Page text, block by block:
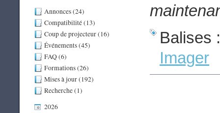
Annonces (24)
Compatibilité (13)
Coup de projecteur (16)
Événements (45)
FAQ (6)
Formations (26)
Mises à jour (192)
Recherche (1)
2026
Balises
Imager